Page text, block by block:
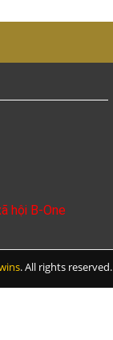
hội B-One
. All rights reserved.